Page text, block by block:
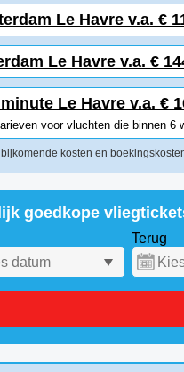
Le Havre v.a. €
Le Havre v.a. €
Le Havre v.a. €
voor vluchten die binnen 6
bijkomende kosten en
goedkope
Terug